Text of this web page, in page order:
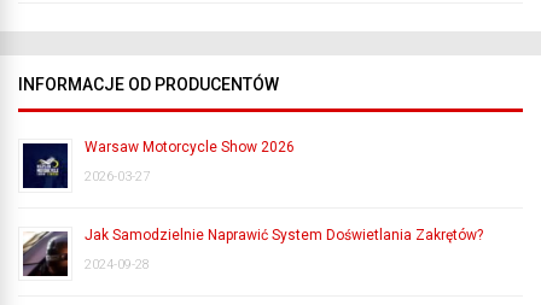
INFORMACJE OD PRODUCENTÓW
Warsaw Motorcycle Show 2026
2026-03-27
Jak Samodzielnie Naprawić System Doświetlania Zakrętów?
2024-09-28